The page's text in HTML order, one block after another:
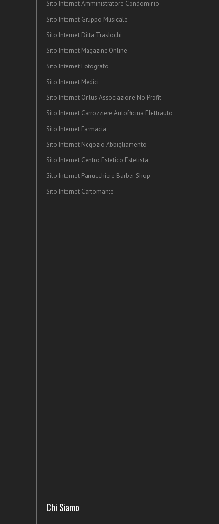
Sito Internet Amministratore Condominio
Sito Internet Gruppo Musicale
Sito Internet Ditta Traslochi
Sito Internet Magazine Online
Sito Internet Fotografo
Sito Internet Medici
Sito Internet Onlus Associazione No Profit
Sito Internet Carrozziere Autofficina Elettrauto
Sito Internet Farmacia
Sito Internet Negozio Abbigliamento
Sito Internet Centro Estetico Estetista
Sito Internet Parrucchiere Barber Shop
Sito Internet Cartomante
Chi Siamo